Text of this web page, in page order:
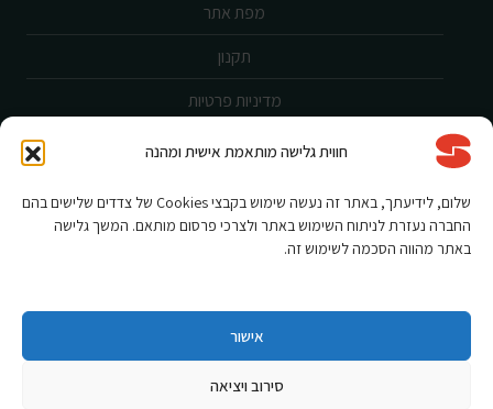
חווית גלישה מותאמת אישית ומהנה
שלום, לידיעתך, באתר זה נעשה שימוש בקבצי Cookies של צדדים שלישים בהם
החברה נעזרת לניתוח השימוש באתר ולצרכי פרסום מותאם. המשך גלישה
באתר מהווה הסכמה לשימוש זה.
אישור
סירוב ויציאה
מפת אתר
תקנון
מדיניות פרטיות
ביטול עסקה
הצהרת נגישות